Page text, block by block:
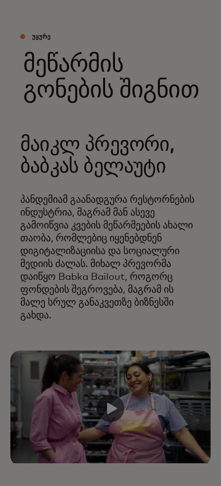
ᲣᲧᲣᲠᲔ
მეწარმის
გონების შიგნით
მაიკლ პრევორი,
ბაბკას ბელაუტი
პანდემიამ გაანადგურა რესტორნების
ინდუსტრია, მაგრამ მან ასევე
გამოიწვია კვების მეწარმეების ახალი
თაობა, რომლებიც იყენებდნენ
დიგიტალიზაციისა და სოციალური
მედიის ძალას. მიხალ პრევორმა
დაიწყო Babka Bailout, როგორც
ფონდების შეგროვება, მაგრამ ის
მალე სრულ განაკვეთზე ბიზნესში
გახდა.